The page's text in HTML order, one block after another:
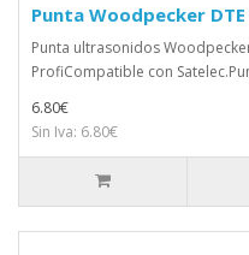
Punta Woodpecker
Punta ultrasonidos
ProfiCompatible con
6.80€
Sin Iva: 6.80€